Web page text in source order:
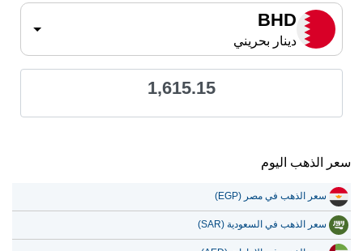
BHD
دينار بحريني
1,615.15
سعر الذهب اليوم
سعر الذهب في مصر (EGP)
سعر الذهب في السعودية (SAR)